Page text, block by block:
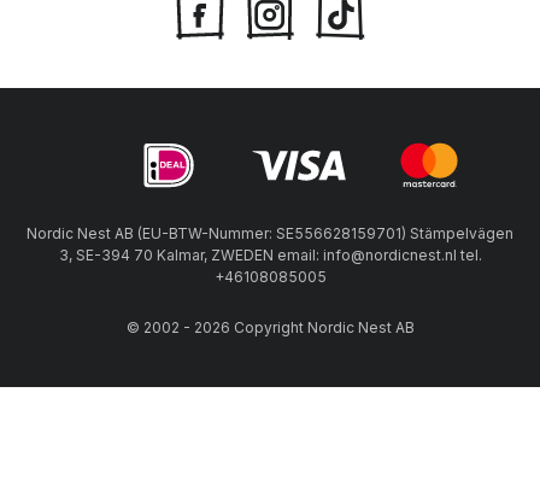
Nordic Nest AB (EU-BTW-Nummer: SE556628159701) Stämpelvägen
3, SE-394 70 Kalmar, ZWEDEN email: info@nordicnest.nl tel.
+46108085005
© 2002 - 2026 Copyright Nordic Nest AB